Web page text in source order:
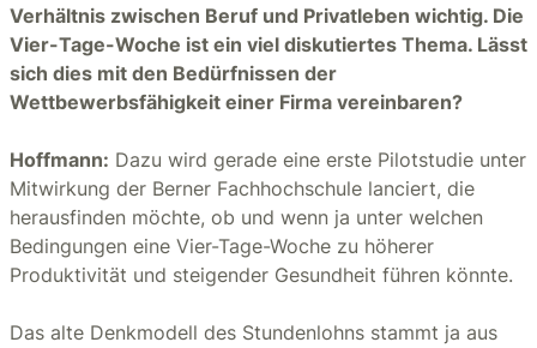
Verhältnis zwischen Beruf und Privatleben wichtig. Die
Vier-Tage-Woche ist ein viel diskutiertes Thema. Lässt
sich dies mit den Bedürfnissen der
Wettbewerbsfähigkeit einer Firma vereinbaren?
Hoffmann: Dazu wird gerade eine erste Pilotstudie unter
Mitwirkung der Berner Fachhochschule lanciert, die
herausfinden möchte, ob und wenn ja unter welchen
Bedingungen eine Vier-Tage-Woche zu höherer
Produktivität und steigender Gesundheit führen könnte.
Das alte Denkmodell des Stundenlohns stammt ja aus